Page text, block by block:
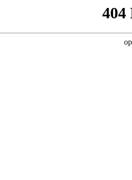
404